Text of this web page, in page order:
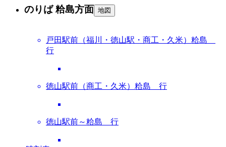
のりば 粭島方面 地図
戸田駅前（福川・徳山駅・商工・久米）粭島
行
徳山駅前（商工・久米）粭島 行
徳山駅前～粭島 行